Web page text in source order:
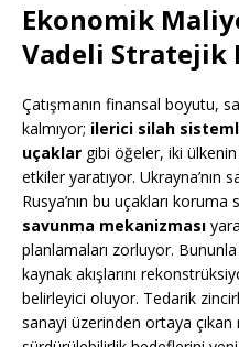
Ekonomik
Vadeli Stratejik
Çatışmanın finansal boyutu,
kalmıyor; ilerici silah
uçaklar gibi öğeler, iki
etkiler yaratıyor. Ukrayna’nın
Rusya’nın bu uçakları koruma
savunma mekanizması
planlamaları zorluyor.
kaynak akışlarını
belirleyici oluyor. Tedarik
sanayi üzerinden ortaya